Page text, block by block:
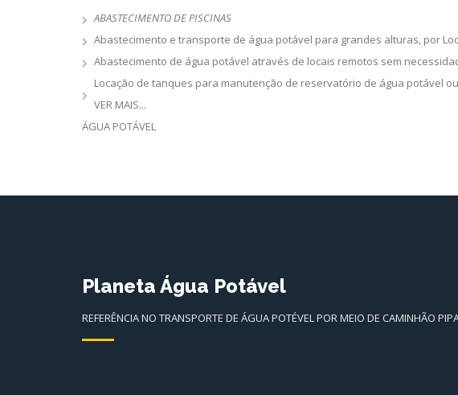
ABASTECIMENTO DE PISCINAS
Abastecimento e transporte de água potável para grandes alturas, por
Abastecimento de água potável através de locais remotos sem
Locação de tanques para manutenção de reservatório de água potável
VER MAIS...
ÁGUA POTÁVEL
Planeta Água Potável
REFERÊNCIA NO TRANSPORTE DE ÁGUA POTÉVEL POR MEIO DE CAMINHÃO